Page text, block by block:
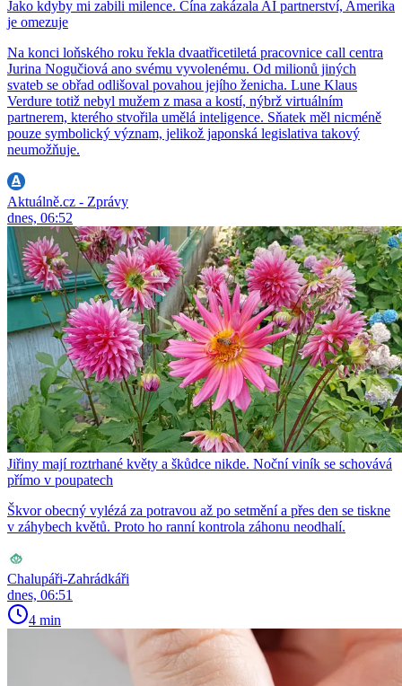
Jako kdyby mi zabili milence. Čína zakázala AI partnerství, Amerika
je omezuje
Na konci loňského roku řekla dvaatřicetiletá pracovnice call centra
Jurina Nogučiová ano svému vyvolenému. Od milionů jiných
svateb se obřad odlišoval povahou jejího ženicha. Lune Klaus
Verdure totiž nebyl mužem z masa a kostí, nýbrž virtuálním
partnerem, kterého stvořila umělá inteligence. Sňatek měl nicméně
pouze symbolický význam, jelikož japonská legislativa takový
neumožňuje.
Aktuálně.cz - Zprávy
dnes, 06:52
Jiřiny mají roztrhané květy a škůdce nikde. Noční viník se schovává
přímo v poupatech
Škvor obecný vylézá za potravou až po setmění a přes den se tiskne
v záhybech květů. Proto ho ranní kontrola záhonu neodhalí.
Chalupáři-Zahrádkáři
dnes, 06:51
4 min